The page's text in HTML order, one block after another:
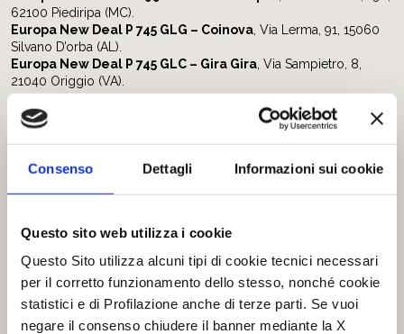
Consenso Dettagli Informazioni sui cookie
Questo sito web utilizza i cookie
Questo Sito utilizza alcuni tipi di cookie tecnici necessari
per il corretto funzionamento dello stesso, nonché cookie
statistici e di Profilazione anche di terze parti. Se vuoi
negare il consenso chiudere il banner mediante la X
62100 Piediripa (MC).
Europa New Deal P 745 GLG – Coinova , Via Lerma, 91, 15060
Silvano D’orba (AL).
Europa New Deal P 745 GLC – Gira Gira , Via Sampietro, 8,
21040 Origgio (VA).
Europa New Deal
: forte personalità, ricchi contenuti tecnici,
funzionali ed estetici.
Tecniche costruttive di ultima generazione, soluzioni
ergonomiche e una moltitudine di idee intelligenti renderanno la
vacanza a bordo di Europa New Deal semplicemente
indimenticabile:
doppio pavimento,
esterni in alluminio metallizzato,
la migliore coibentazione,
rivestimento pareti interne in soft touch,
comfort del sonno con materassi memory foam,
le migliori dotazioni in fatto di stile, prestazioni e sicurezza.